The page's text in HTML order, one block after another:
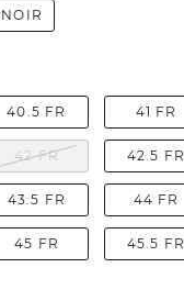
40.5 FR 41 FR
42 FR 42.5 FR
43.5 FR 44 FR
45 FR 45.5 FR